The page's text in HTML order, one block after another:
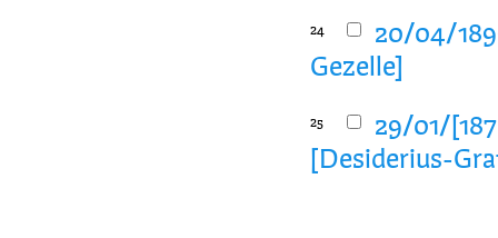
24
20/04/
Gezelle]
25
29/01/
[Desiderius-